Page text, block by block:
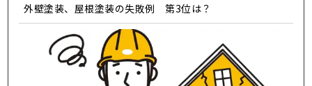
外壁塗装、屋根塗装の失敗例 第3位は？